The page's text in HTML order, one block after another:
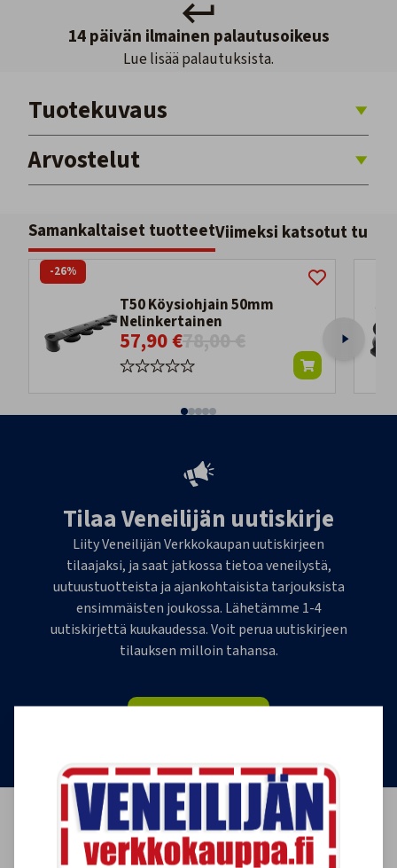
14 päivän ilmainen palautusoikeus
Lue lisää palautuksista.
Tuotekuvaus
Arvostelut
Samankaltaiset tuotteetViimeksi katsotut
T50 Köysiohjain 50mm
Nelinkertainen
57,90 €78,00 €
-26%
Tilaa Veneilijän uutiskirje
Liity Veneilijän Verkkokaupan uutiskirjeen
tilaajaksi, ja saat jatkossa tietoa veneilystä,
uutuustuotteista ja ajankohtaisista tarjouksista
ensimmäisten joukossa. Lähetämme 1-4
uutiskirjettä kuukaudessa. Voit perua uutiskirjeen
tilauksen milloin tahansa.